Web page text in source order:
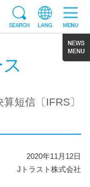
短信〔IFRS〕
2020年11月12日
Jトラスト株式会社